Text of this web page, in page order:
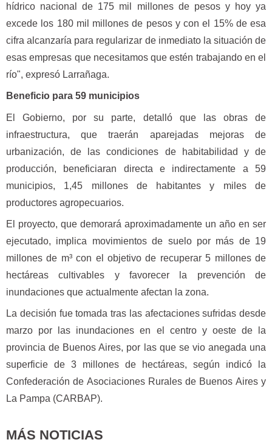
hídrico nacional de 175 mil millones de pesos y hoy ya
excede los 180 mil millones de pesos y con el 15% de esa
cifra alcanzaría para regularizar de inmediato la situación de
esas empresas que necesitamos que estén trabajando en el
río", expresó Larrañaga.
Beneficio para 59 municipios
El Gobierno, por su parte, detalló que las obras de
infraestructura, que traerán aparejadas mejoras de
urbanización, de las condiciones de habitabilidad y de
producción, beneficiaran directa e indirectamente a 59
municipios, 1,45 millones de habitantes y miles de
productores agropecuarios.
El proyecto, que demorará aproximadamente un año en ser
ejecutado, implica movimientos de suelo por más de 19
millones de m³ con el objetivo de recuperar 5 millones de
hectáreas cultivables y favorecer la prevención de
inundaciones que actualmente afectan la zona.
La decisión fue tomada tras las afectaciones sufridas desde
marzo por las inundaciones en el centro y oeste de la
provincia de Buenos Aires, por las que se vio anegada una
superficie de 3 millones de hectáreas, según indicó la
Confederación de Asociaciones Rurales de Buenos Aires y
La Pampa (CARBAP).
MÁS NOTICIAS